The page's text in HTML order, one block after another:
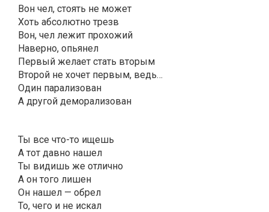
Вон чел, стоять не может
Хоть абсолютно трезв
Вон, чел лежит прохожий
Наверно, опьянел
Первый желает стать вторым
Второй не хочет первым, ведь…
Один парализован
А другой деморализован
Ты все что-то ищешь
А тот давно нашел
Ты видишь же отлично
А он того лишен
Он нашел — обрел
То, чего и не искал